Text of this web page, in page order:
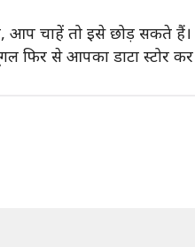
आप चाहें तो इसे छोड़ सकते हैं।
फिर से आपका डाटा स्टोर कर